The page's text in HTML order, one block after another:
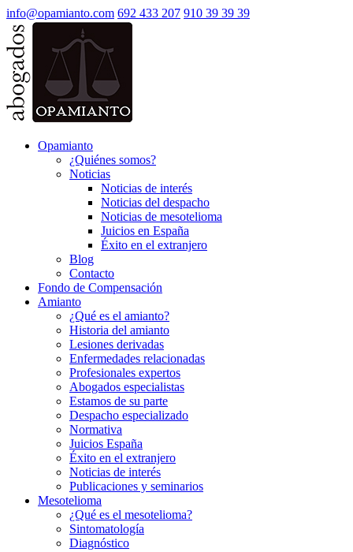
info@opamianto.com 692 433 207 910 39 39 39
Opamianto
¿Quiénes somos?
Noticias
Noticias de interés
Noticias del despacho
Noticias de mesotelioma
Juicios en España
Éxito en el extranjero
Blog
Contacto
Fondo de Compensación
Amianto
¿Qué es el amianto?
Historia del amianto
Lesiones derivadas
Enfermedades relacionadas
Profesionales expertos
Abogados especialistas
Estamos de su parte
Despacho especializado
Normativa
Juicios España
Éxito en el extranjero
Noticias de interés
Publicaciones y seminarios
Mesotelioma
¿Qué es el mesotelioma?
Sintomatología
Diagnóstico